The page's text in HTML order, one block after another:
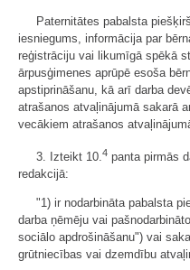
Paternitātes pabalsta
iesniegums, informācija par
reģistrāciju vai likumīgā spēkā
ārpusģimenes aprūpē esoša
apstiprināšanu, kā arī darba
atrašanos atvaļinājumā sakarā
vecākiem atrašanos
3. Izteikt 10.4 panta pirmās
redakcijā:
"1) ir nodarbināta pabalsta
darba ņēmēju vai
sociālo apdrošināšanu") vai
grūtniecības vai dzemdību